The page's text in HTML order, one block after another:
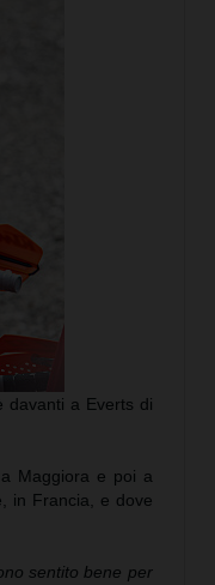
davanti a Everts di
Maggiora e poi a
in Francia, e dove
sentito bene per